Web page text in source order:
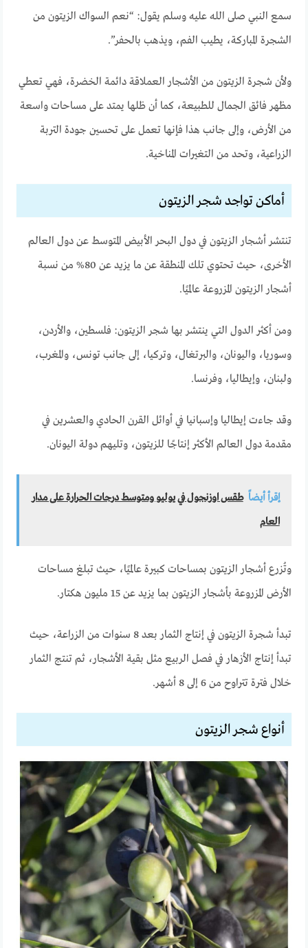
سمع النبي صلى الله عليه وسلم يقول: “نعم السواك الزيتون من
الشجرة المباركة، يطيب الفم، ويذهب بالحفر”.
ولأن شجرة الزيتون من الأشجار العملاقة دائمة الخضرة، فهي تعطي
مظهر فائق الجمال للطبيعة، كما أن ظلها يمتد على مساحات واسعة
من الأرض، وإلى جانب هذا فإنها تعمل على تحسين جودة التربة
الزراعية، وتحد من التغيرات المناخية.
أماكن تواجد شجر الزيتون
تنتشر أشجار الزيتون في دول البحر الأبيض المتوسط عن دول العالم
الأخرى، حيث تحتوي تلك المنطقة عن ما يزيد عن 80% من نسبة
أشجار الزيتون المزروعة عالميًا.
ومن أكثر الدول التي ينتشر بها شجر الزيتون: فلسطين، والأردن،
وسوريا، واليونان، والبرتغال، وتركيا، إلى جانب تونس، والمغرب،
ولبنان، وإيطاليا، وفرنسا.
وقد جاءت إيطاليا وإسبانيا في أوائل القرن الحادي والعشرين في
مقدمة دول العالم الأكثر إنتاجًا للزيتون، وتليهم دولة اليونان.
إقرأ أيضاً طقس اوزنجول في يوليو ومتوسط درجات الحرارة على مدار
العام
وتُزرع أشجار الزيتون بمساحات كبيرة عالميًا، حيث تبلغ مساحات
الأرض المزروعة بأشجار الزيتون بما يزيد عن 15 مليون هكتار.
تبدأ شجرة الزيتون في إنتاج الثمار بعد 8 سنوات من الزراعة، حيث
تبدأ إنتاج الأزهار في فصل الربيع مثل بقية الأشجار، ثم تنتج الثمار
خلال فترة تتراوح من 6 إلى 8 أشهر.
أنواع شجر الزيتون